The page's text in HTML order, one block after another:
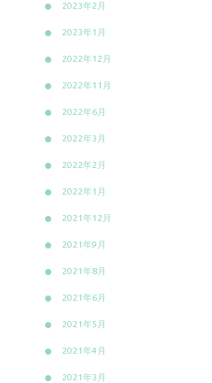
2023年2月
2023年1月
2022年12月
2022年11月
2022年6月
2022年3月
2022年2月
2022年1月
2021年12月
2021年9月
2021年8月
2021年6月
2021年5月
2021年4月
2021年3月